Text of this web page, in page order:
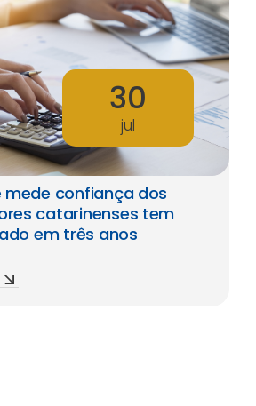
30
jul
mede confiança dos
catarinenses tem
em três anos